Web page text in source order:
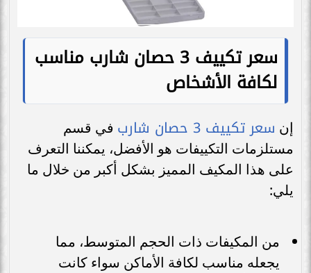
سعر تكييف 3 حصان شارب مناسب
لكافة الأشخاص
إن سعر تكييف 3 حصان شارب
في قسم
مستلزمات التكييفات هو الأفضل، يمكننا التعرف
على هذا المكيف المميز بشكل أكبر من خلال ما
يلي:
من المكيفات ذات الحجم المتوسط، مما
يجعله مناسب لكافة الأماكن سواء كانت